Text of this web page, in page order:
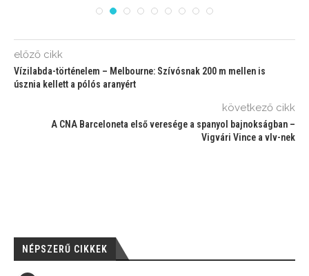
előző cikk
Vízilabda-történelem – Melbourne: Szívósnak 200 m mellen is
úsznia kellett a pólós aranyért
következő cikk
A CNA Barceloneta első veresége a spanyol bajnokságban –
Vigvári Vince a vlv-nek
NÉPSZERŰ CIKKEK